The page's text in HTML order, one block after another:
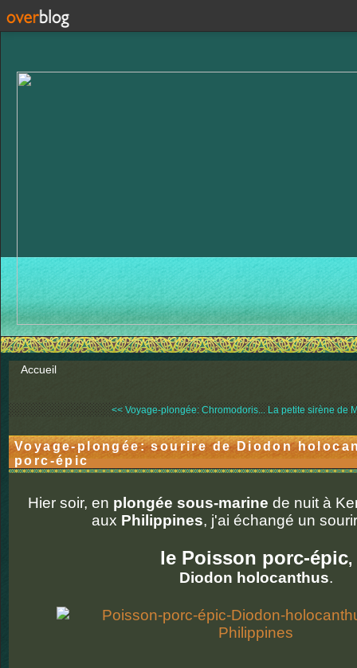
Accueil
<< Voyage-plongée: Chromodoris... La petite sirène de
Voyage-plongée: sourire de Diodon
porc-épic
Hier soir, en plongée sous-marine de nuit à
aux Philippines, j'ai échangé un
le Poisson porc-épic,
Diodon holocanthus.